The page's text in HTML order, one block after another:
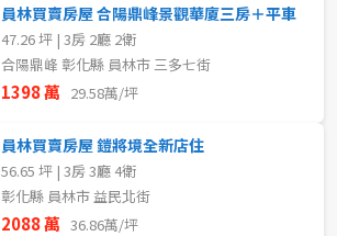
員林買賣房屋 合陽鼎峰景觀華廈三房＋平車
47.26 坪 | 3房 2廳 2衛
合陽鼎峰 彰化縣 員林市 三多七街
1398 萬 29.58萬/坪
員林買賣房屋 鎧將境全新店住
56.65 坪 | 3房 3廳 4衛
彰化縣 員林市 益民北街
2088 萬 36.86萬/坪